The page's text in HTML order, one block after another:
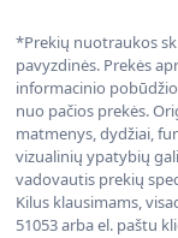
*Prekių nuotraukos
pavyzdinės. Prekės
informacinio
nuo pačios prekės.
matmenys, dydžiai,
vizualinių ypatybių
vadovautis prekių
Kilus klausimams,
51053 arba el. paštu